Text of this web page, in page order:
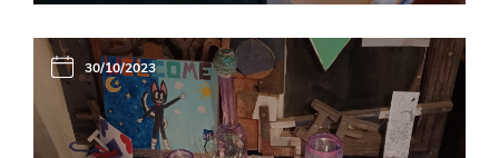
30/10/2023